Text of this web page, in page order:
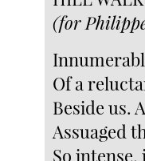
(for
Of a
Beside us.
Assuaged
So